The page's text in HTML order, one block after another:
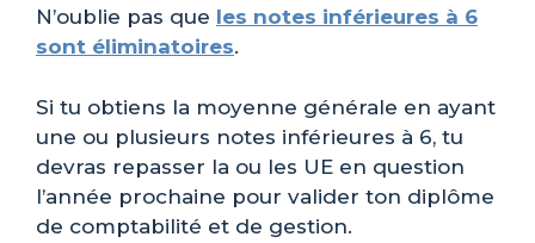
N’oublie pas que les notes inférieures à 6
sont éliminatoires.
Si tu obtiens la moyenne générale en ayant
une ou plusieurs notes inférieures à 6, tu
devras repasser la ou les UE en question
l’année prochaine pour valider ton diplôme
de comptabilité et de gestion.